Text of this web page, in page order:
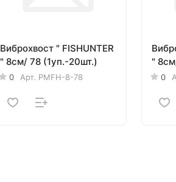
Виброхвост " FISHUNTER
" 8см/ 78 (1уп.-20шт.)
0 Арт. PMFH-8-78
"
0